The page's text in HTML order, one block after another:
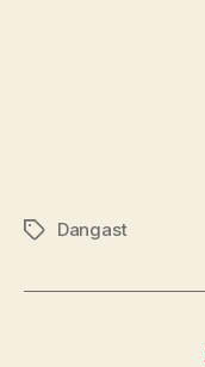
Schlagwörter
Dangast